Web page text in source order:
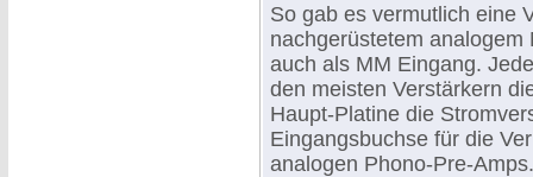
So gab es vermutlich eine
nachgerüstetem
auch als MM Eingang.
den meisten Verstärkern
Haupt-Platine die
Eingangsbuchse für die
analogen Phono-Pre-Amps.